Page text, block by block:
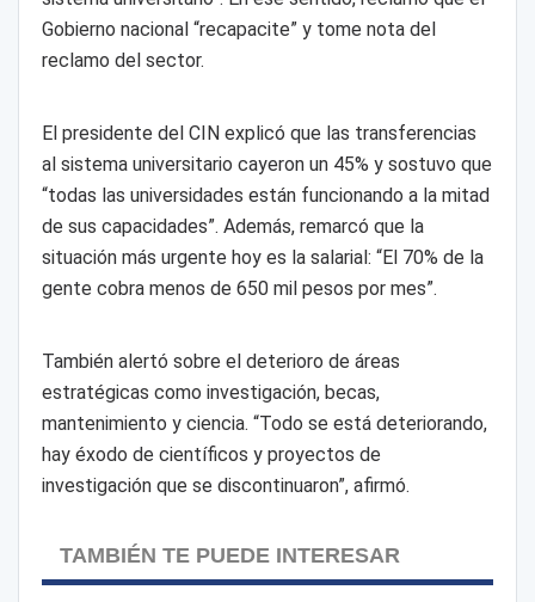
Gobierno nacional “recapacite” y tome nota del
reclamo del sector.
El presidente del CIN explicó que las transferencias
al sistema universitario cayeron un 45% y sostuvo que
“todas las universidades están funcionando a la mitad
de sus capacidades”. Además, remarcó que la
situación más urgente hoy es la salarial: “El 70% de la
gente cobra menos de 650 mil pesos por mes”.
También alertó sobre el deterioro de áreas
estratégicas como investigación, becas,
mantenimiento y ciencia. “Todo se está deteriorando,
hay éxodo de científicos y proyectos de
investigación que se discontinuaron”, afirmó.
TAMBIÉN TE PUEDE INTERESAR